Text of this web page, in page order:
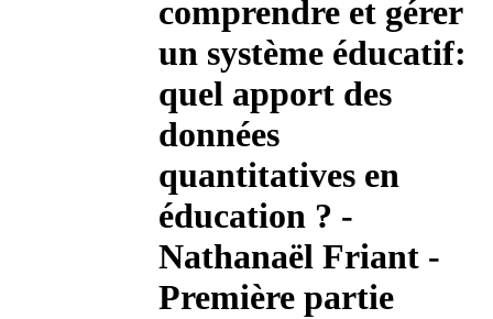
comprendre et gérer
un système éducatif:
quel apport des
données
quantitatives en
éducation ? -
Nathanaël Friant -
Première partie